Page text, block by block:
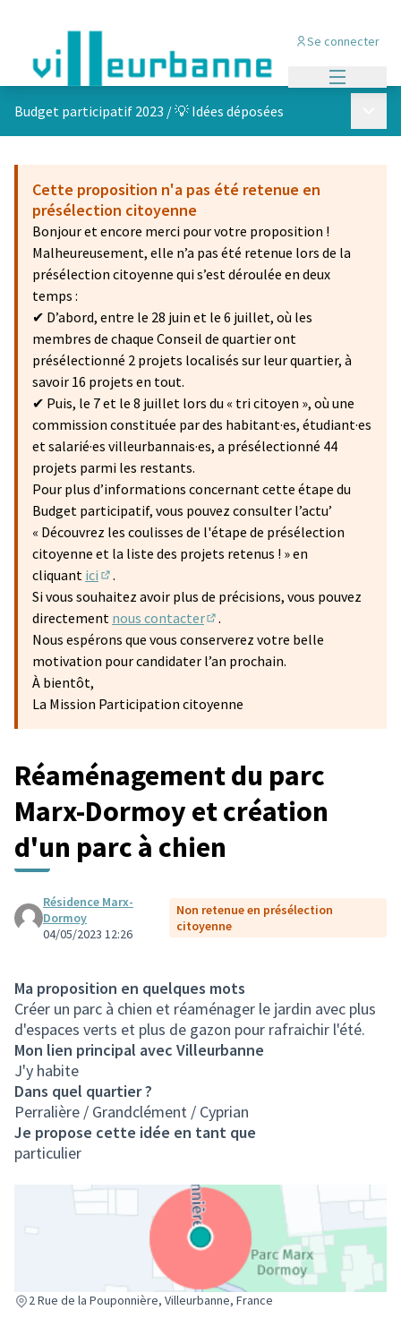
Se connecter
Budget participatif 2023 /💡 Idées déposées
Cette proposition n'a pas été retenue en
présélection citoyenne
Bonjour et encore merci pour votre proposition !
Malheureusement, elle n’a pas été retenue lors de la
présélection citoyenne qui s’est déroulée en deux
temps :
✔ D’abord, entre le 28 juin et le 6 juillet, où les
membres de chaque Conseil de quartier ont
présélectionné 2 projets localisés sur leur quartier, à
savoir 16 projets en tout.
✔ Puis, le 7 et le 8 juillet lors du « tri citoyen », où une
commission constituée par des habitant·es, étudiant·es
et salarié·es villeurbannais·es, a présélectionné 44
projets parmi les restants.
Pour plus d’informations concernant cette étape du
Budget participatif, vous pouvez consulter l’actu’
« Découvrez les coulisses de l'étape de présélection
citoyenne et la liste des projets retenus ! » en
cliquant ici
(S'ouvre dans un nouvel onglet)
.
Si vous souhaitez avoir plus de précisions, vous pouvez
directement nous contacter
(S'ouvre dans un nouvel onglet)
.
Nous espérons que vous conserverez votre belle
motivation pour candidater l’an prochain.
À bientôt,
La Mission Participation citoyenne
Réaménagement du parc
Marx-Dormoy et création
d'un parc à chien
Résidence Marx-
Dormoy
04/05/2023 12:26
Non retenue en présélection
citoyenne
Ma proposition en quelques mots
Créer un parc à chien et réaménager le jardin avec plus
d'espaces verts et plus de gazon pour rafraichir l'été.
Mon lien principal avec Villeurbanne
J'y habite
Dans quel quartier ?
Perralière / Grandclément / Cyprian
Je propose cette idée en tant que
particulier
2 Rue de la Pouponnière, Villeurbanne, France
(Lien externe)